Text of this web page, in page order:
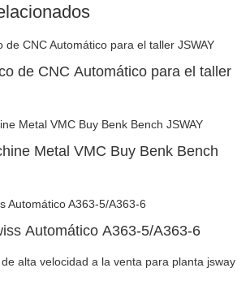
de CNC Automático para el taller
Metal VMC Buy Benk Bench
Automático A363-5/A363-6